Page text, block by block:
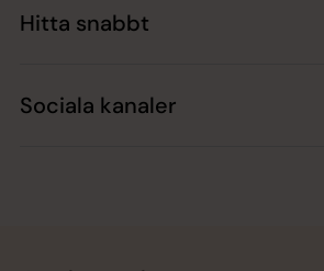
Hitta snabbt
Sociala kanaler